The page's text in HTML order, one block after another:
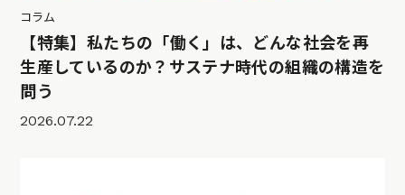
コラム
【特集】私たちの「働く」は、どんな社会を再
生産しているのか？サステナ時代の組織の構造を
問う
2026.07.22